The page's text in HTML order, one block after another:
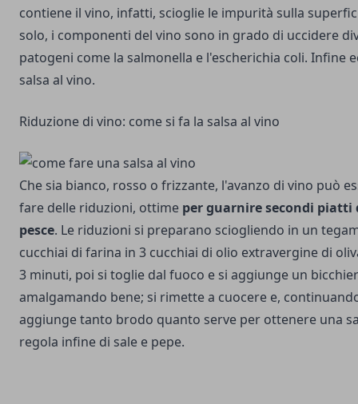
contiene il vino, infatti, scioglie le impurità sulla
solo, i componenti del vino sono in grado di uccidere
patogeni come la salmonella e l'escherichia coli. Infine
salsa al vino.
Riduzione di vino: come si fa la salsa al vino
Che sia bianco, rosso o frizzante, l'avanzo di vino può
fare delle riduzioni, ottime per guarnire secondi piatti
pesce. Le riduzioni si preparano sciogliendo in un
cucchiai di farina in 3 cucchiai di olio extravergine di
3 minuti, poi si toglie dal fuoco e si aggiunge un
amalgamando bene; si rimette a cuocere e,
aggiunge tanto brodo quanto serve per ottenere una
regola infine di sale e pepe.